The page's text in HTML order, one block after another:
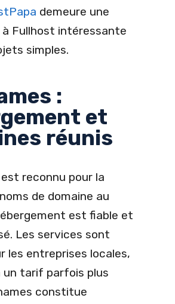
demeure une
Fullhost intéressante
simples.
:
et
réunis
reconnu pour la
de domaine au
est fiable et
Les services sont
les entreprises locales,
tarif parfois plus
constitue